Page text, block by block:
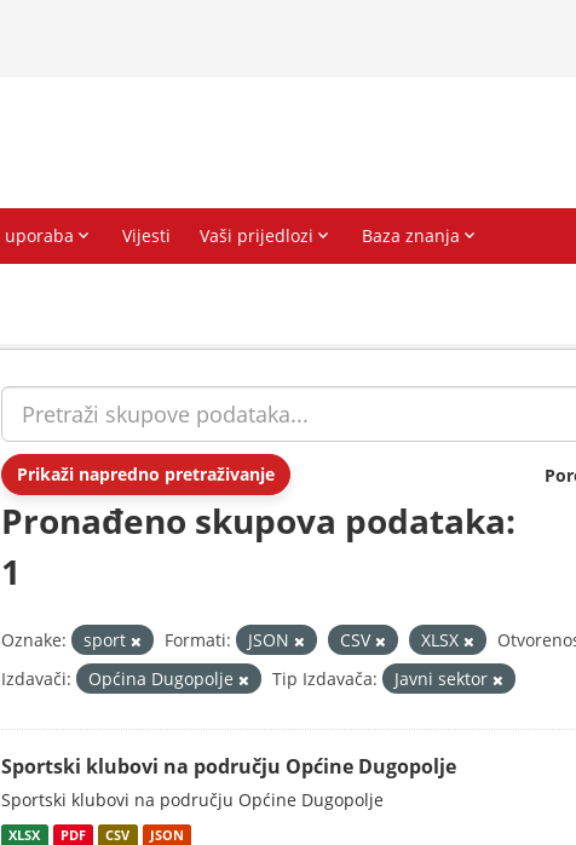
Prikaži napredno pretraživanje
Pronađeno skupova podataka:
1
Oznake: sport Formati: JSON CSV XLSX
Izdavači:
Općina Dugopolje Tip Izdavača: Javni sektor
Sportski klubovi na području Općine Dugopolje
Sportski klubovi na području Općine Dugopolje
XLSX PDF CSV JSON